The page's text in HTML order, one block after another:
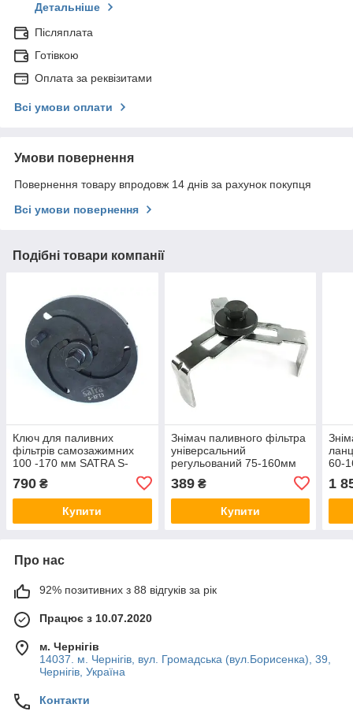
Детальніше
Післяплата
Готівкою
Оплата за реквізитами
Всі умови оплати
Умови повернення
Повернення товару впродовж 14 днів за рахунок покупця
Всі умови повернення
Подібні товари компанії
Ключ для паливних
фільтрів самозажимних
100 -170 мм SATRA S-
790 ₴
Купити
Знімач паливного фільтра
універсальний
регульований 75-160мм
389₴
Купити
60-
1
Про нас
92% позитивних з 88 відгуків за рік
Працює з 10.07.2020
м. Чернігів
14037. м. Чернігів, вул. Громадська (вул.Борисенка), 39,
Чернігів, Україна
Контакти